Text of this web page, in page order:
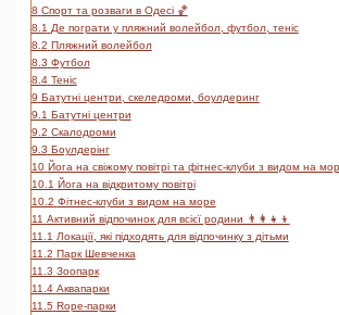
8 Спорт та розваги в Одесі 🏀
8.1 Де пограти у пляжний волейбол, футбол, теніс
8.2 Пляжний волейбол
8.3 Футбол
8.4 Теніс
9 Батутні центри, скеледроми, боулдеринг
9.1 Батутні центри
9.2 Скалодроми
9.3 Боулдерінг
10 Йога на свіжому повітрі та фітнес-клуби з видом на
10.1 Йога на відкритому повітрі
10.2 Фітнес-клуби з видом на море
11 Активний відпочинок для всієї родини 👨‍👩‍👧‍👦
11.1 Локації, які підходять для відпочинку з дітьми
11.2 Парк Шевченка
11.3 Зоопарк
11.4 Аквапарки
11.5 Rope-парки